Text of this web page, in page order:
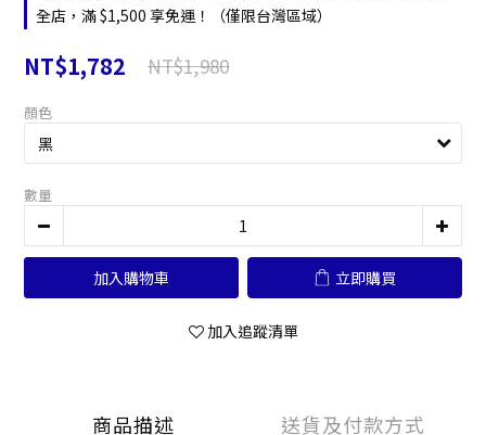
全店，滿 $1,500 享免運！（僅限台灣區域）
NT$1,782 NT$1,980
顏色
數量
加入購物車 立即購買
加入追蹤清單
商品描述 送貨及付款方式